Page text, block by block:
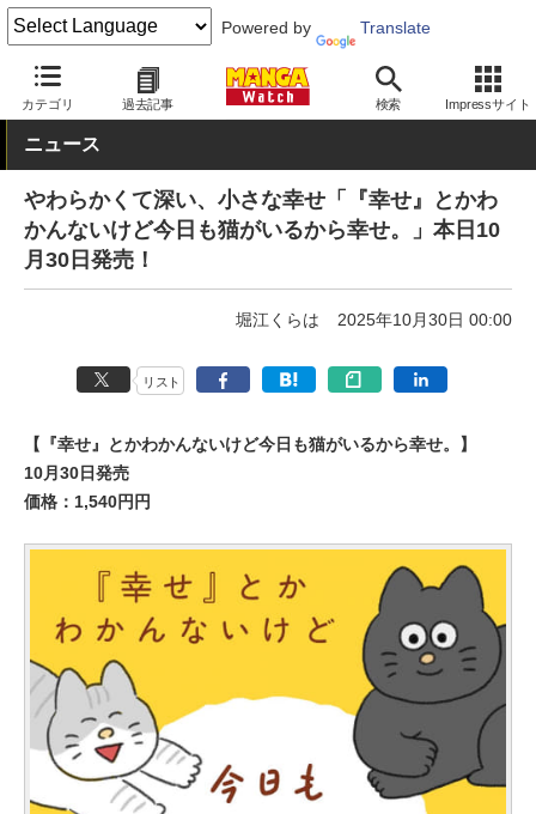
Powered by Translate
カテゴリ 過去記事 検索 Impressサイト
MANGA Watch 本日発売
ニュース
やわらかくて深い、小さな幸せ「『幸せ』とかわ
かんないけど今日も猫がいるから幸せ。」本日10
月30日発売！
堀江くらは 2025年10月30日 00:00
リスト
【『幸せ』とかわかんないけど今日も猫がいるから幸せ。】
10月30日発売
価格：1,540円円